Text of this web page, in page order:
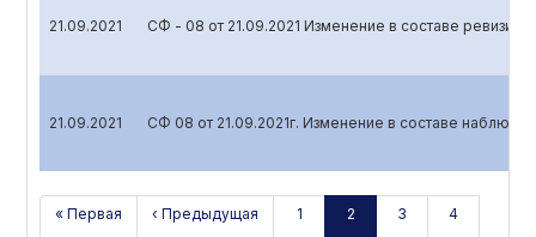
21.09.2021 СФ - 08 от 21.09.2021 Изменение в составе
21.09.2021 СФ 08 от 21.09.2021г. Изменение в составе
« Первая ‹ Предыдущая 1 2 3 4